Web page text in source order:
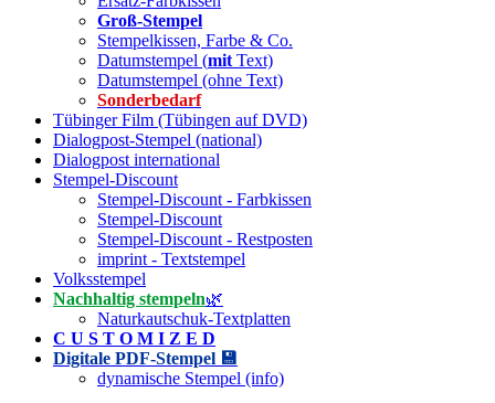
Groß-Stempel
Stempelkissen, Farbe & Co.
Datumstempel (mit Text)
Datumstempel (ohne Text)
Sonderbedarf
Tübinger Film (Tübingen auf DVD)
Dialogpost-Stempel (national)
Dialogpost international
Stempel-Discount
Stempel-Discount - Farbkissen
Stempel-Discount
Stempel-Discount - Restposten
imprint - Textstempel
Volksstempel
Nachhaltig stempeln🌿
Naturkautschuk-Textplatten
C U S T O M I Z E D
Digitale PDF-Stempel 💾
dynamische Stempel (info)